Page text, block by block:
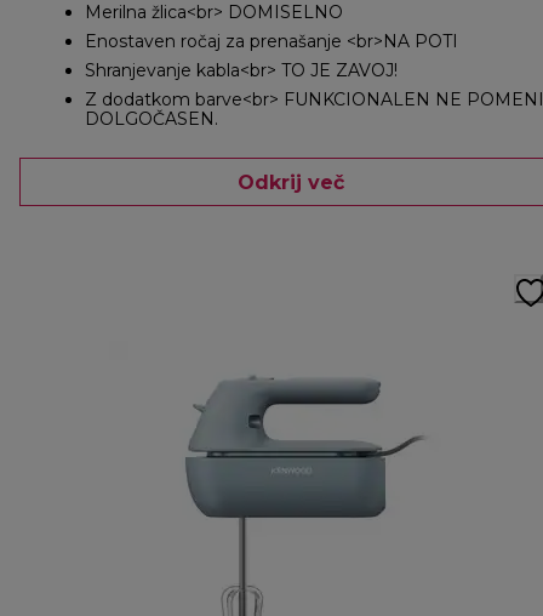
Merilna žlica<br> DOMISELNO
Enostaven ročaj za prenašanje <br>NA POTI
Shranjevanje kabla<br> TO JE ZAVOJ!
Z dodatkom barve<br> FUNKCIONALEN NE POMENI
DOLGOČASEN.
Odkrij več